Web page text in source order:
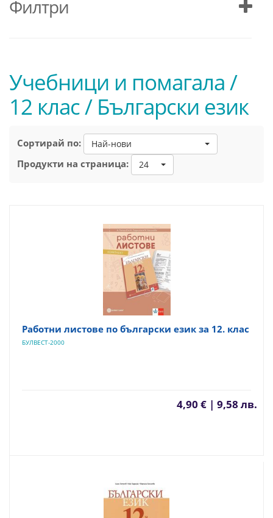
Филтри
Учебници и помагала /
12 клас / Български език
Сортирай по: Най-нови
Продукти на страница: 24
Работни листове по български език за 12. клас
БУЛВЕСТ-2000
4,90 € | 9,58 лв.